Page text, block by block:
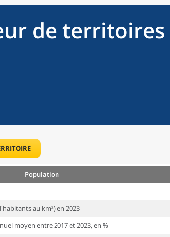
de territoires
Population
au km²) en 2023
moyen entre 2017 et 2023, en %